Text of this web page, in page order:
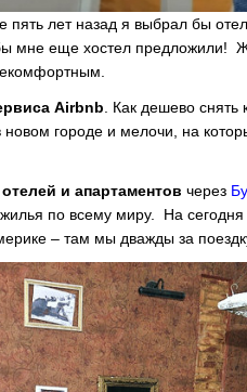
лет назад я выбрал бы
мне еще хостел предложили!
Airbnb . Как дешево снять
новом городе и мелочи, на
и апартаментов через
по всему миру. На сегодня
– там мы дважды за